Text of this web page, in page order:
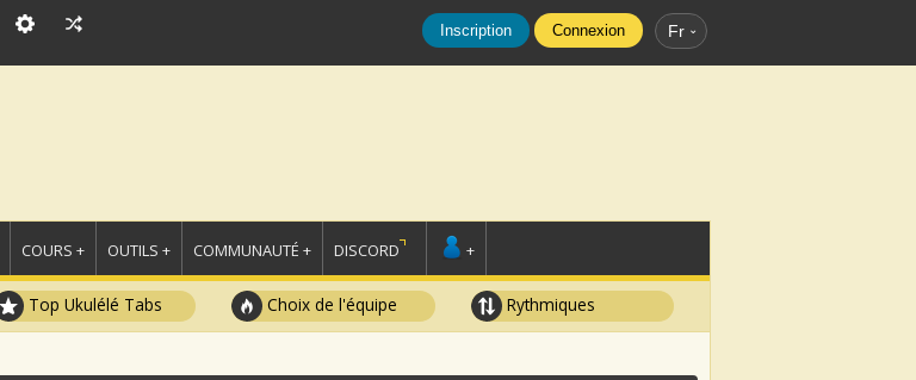
Inscription Connexion Fr
COURS + OUTILS + COMMUNAUTÉ + DISCORD +
Top Ukulélé Tabs Choix de l'équipe Rythmiques